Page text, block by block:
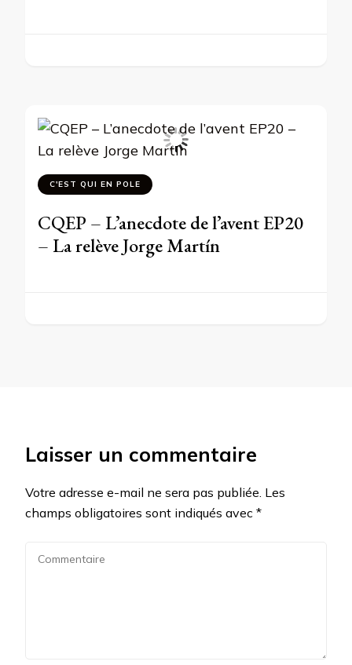
C'EST QUI EN POLE
CQEP – L’anecdote de l’avent EP20
– La relève Jorge Martín
Laisser un commentaire
Votre adresse e-mail ne sera pas publiée. Les
champs obligatoires sont indiqués avec *